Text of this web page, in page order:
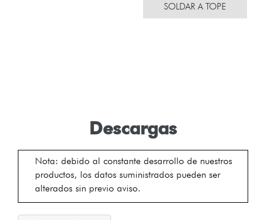
SOLDAR A TOPE
Descargas
Nota: debido al constante desarrollo de nuestros
productos, los datos suministrados pueden ser
alterados sin previo aviso.